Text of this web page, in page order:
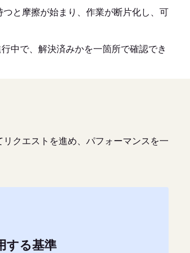
と摩擦が始まり、作業が断片化し、可
中で、解決済みかを一箇所で確認でき
クエストを進め、パフォーマンスを一
する基準